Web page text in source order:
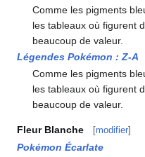
Comme les pigments
les tableaux où figurent
beaucoup de valeur.
Légendes Pokémon :Z-A
Comme les pigments
les tableaux où figurent
beaucoup de valeur.
Fleur Blanche [modifier]
Pokémon Écarlate